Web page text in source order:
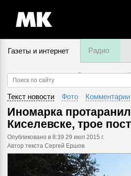
Газеты и интернет Радио
7 августа, пятница,
Текст новости Фото Комментарии
Иномарка
Киселевске, трое
Опубликовано в 8:39 29 июл 2015 г.
Автор текста Сергей Ершов